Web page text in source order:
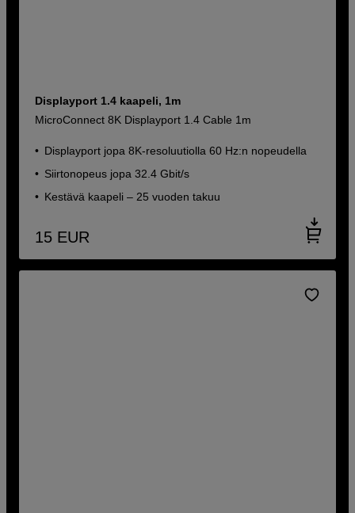
Displayport 1.4 kaapeli, 1m
MicroConnect 8K Displayport 1.4 Cable 1m
Displayport jopa 8K-resoluutiolla 60 Hz:n nopeudella
Siirtonopeus jopa 32.4 Gbit/s
Kestävä kaapeli – 25 vuoden takuu
15 EUR